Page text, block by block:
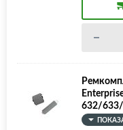
632/
- 1 шт,